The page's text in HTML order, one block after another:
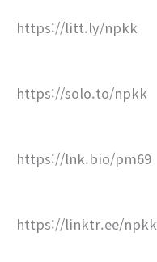
https://litt.ly/npkk
https://solo.to/npkk
https://lnk.bio/pm69
https://linktr.ee/npkk